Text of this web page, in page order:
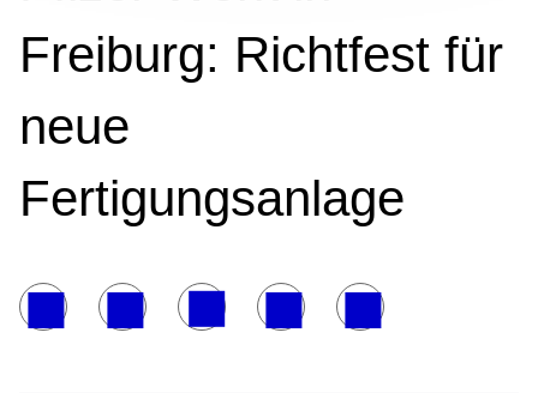
Freiburg: Richtfest für
neue
Fertigungsanlage